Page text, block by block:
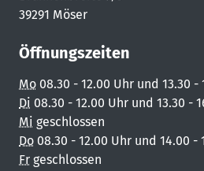
39291 Möser
Öffnungszeiten
Mo 08.30 - 12.00 Uhr und 13.30 -
Di 08.30 - 12.00 Uhr und 13.30 -
Mi geschlossen
Do 08.30 - 12.00 Uhr und 14.00 -
Fr geschlossen